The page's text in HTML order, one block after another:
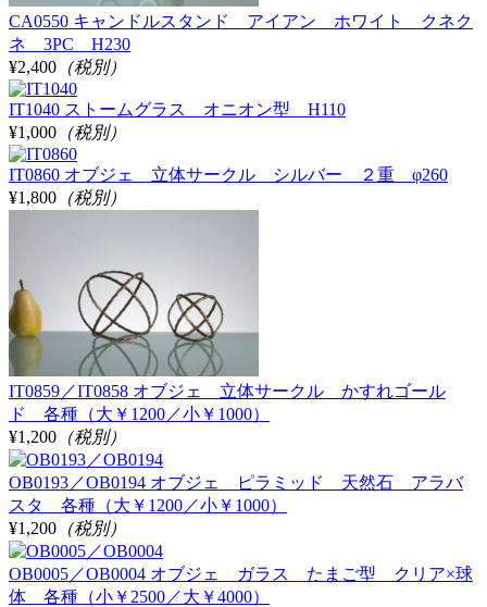
CA0550 キャンドルスタンド アイアン ホワイト クネク
ネ 3PC H230
¥2,400 （税別）
IT1040 ストームグラス オニオン型 H110
¥1,000 （税別）
IT0860 オブジェ 立体サークル シルバー ２重 φ260
¥1,800 （税別）
IT0859／IT0858 オブジェ 立体サークル かすれゴール
ド 各種（大￥1200／小￥1000）
¥1,200 （税別）
OB0193／OB0194 オブジェ ピラミッド 天然石 アラバ
スタ 各種（大￥1200／小￥1000）
¥1,200 （税別）
OB0005／OB0004 オブジェ ガラス たまご型 クリア×球
体 各種（小￥2500／大￥4000）